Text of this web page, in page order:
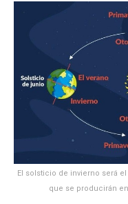
El solsticio de invierno será
que se producirán